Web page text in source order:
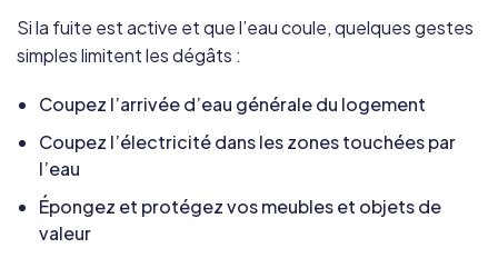
Si la fuite est active et que l’eau coule, quelques gestes
simples limitent les dégâts :
Coupez l’arrivée d’eau générale du logement
Coupez l’électricité dans les zones touchées par
l’eau
Épongez et protégez vos meubles et objets de
valeur